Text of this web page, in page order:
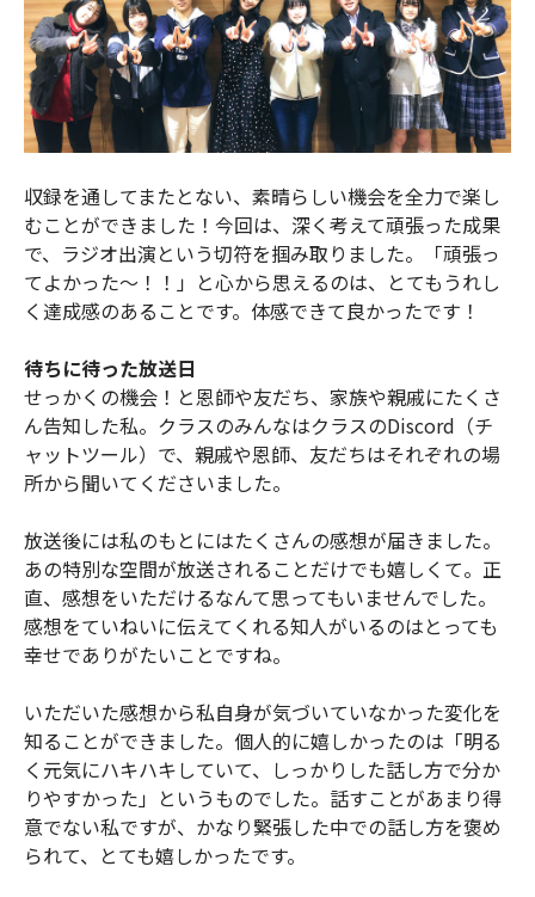
収録を通してまたとない、素晴らしい機会を全力で楽し
むことができました！今回は、深く考えて頑張った成果
で、ラジオ出演という切符を掴み取りました。「頑張っ
てよかった〜！！」と心から思えるのは、とてもうれし
く達成感のあることです。体感できて良かったです！
待ちに待った放送日
せっかくの機会！と恩師や友だち、家族や親戚にたくさ
ん告知した私。クラスのみんなはクラスのDiscord（チ
ャットツール）で、親戚や恩師、友だちはそれぞれの場
所から聞いてくださいました。
放送後には私のもとにはたくさんの感想が届きました。
あの特別な空間が放送されることだけでも嬉しくて。正
直、感想をいただけるなんて思ってもいませんでした。
感想をていねいに伝えてくれる知人がいるのはとっても
幸せでありがたいことですね。
いただいた感想から私自身が気づいていなかった変化を
知ることができました。個人的に嬉しかったのは「明る
く元気にハキハキしていて、しっかりした話し方で分か
りやすかった」というものでした。話すことがあまり得
意でない私ですが、かなり緊張した中での話し方を褒め
られて、とても嬉しかったです。